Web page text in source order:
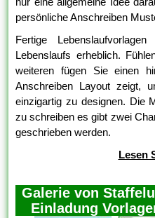
persönliche Anschreiben
Fertige
Lebenslaufs erheblich.
weiteren fügen Sie einen
Anschreiben Layout zeigt,
einzigartig zu designen. Die
zu schreiben es gibt zwei
geschrieben werden.
Lesen
Galerie von
Einladung